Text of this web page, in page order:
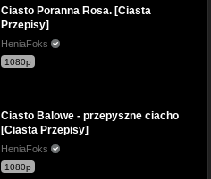
Ciasto Poranna Rosa. [Ciasta
Przepisy]
HeniaFoks
1080p
Ciasto Balowe - przepyszne ciacho
[Ciasta Przepisy]
HeniaFoks
1080p